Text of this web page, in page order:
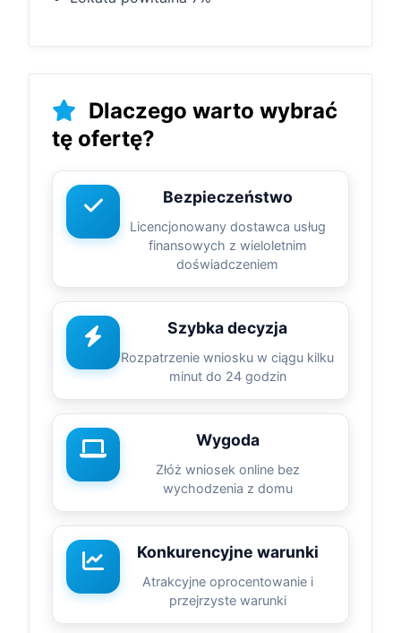
Dlaczego warto wybrać
tę ofertę?
Bezpieczeństwo
Licencjonowany dostawca usług
finansowych z wieloletnim
doświadczeniem
Szybka decyzja
Rozpatrzenie wniosku w ciągu kilku
minut do 24 godzin
Wygoda
Złóż wniosek online bez
wychodzenia z domu
Konkurencyjne warunki
Atrakcyjne oprocentowanie i
przejrzyste warunki